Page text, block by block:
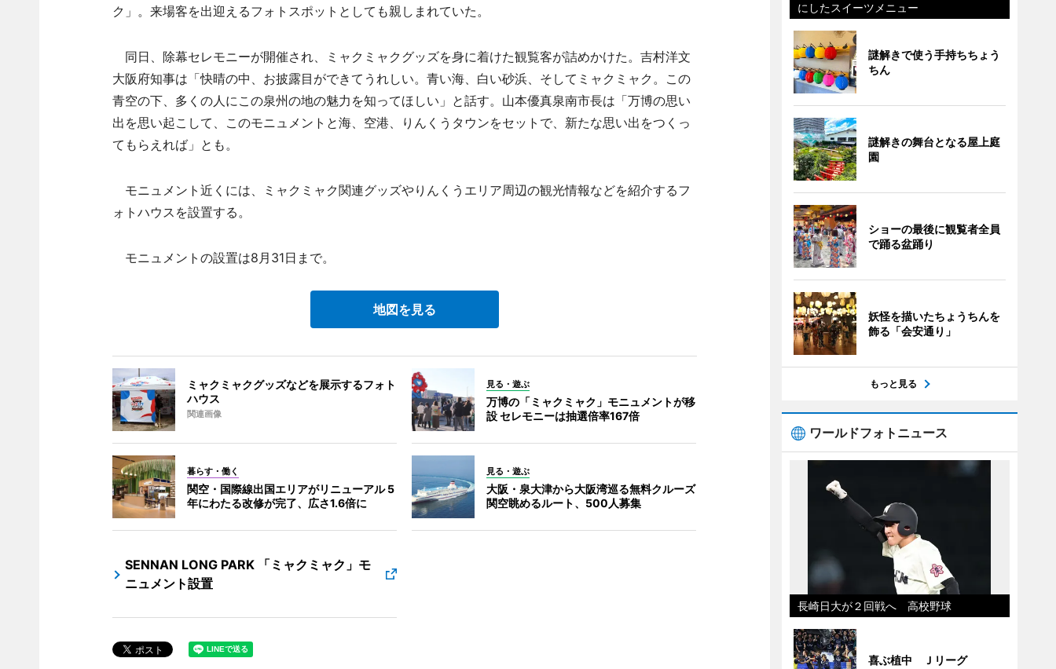
ク」。来場客を出迎えるフォトスポットとしても親しまれていた。
同日、除幕セレモニーが開催され、ミャクミャクグッズを身に着けた観覧客が詰めかけた。吉村洋文
大阪府知事は「快晴の中、お披露目ができてうれしい。青い海、白い砂浜、そしてミャクミャク。この
青空の下、多くの人にこの泉州の地の魅力を知ってほしい」と話す。山本優真泉南市長は「万博の思い
出を思い起こして、このモニュメントと海、空港、りんくうタウンをセットで、新たな思い出をつくっ
てもらえれば」とも。
モニュメント近くには、ミャクミャク関連グッズやりんくうエリア周辺の観光情報などを紹介するフ
ォトハウスを設置する。
モニュメントの設置は8月31日まで。
地図を見る
ミャクミャクグッズなどを展示するフォト
ハウス
関連画像
見る・遊ぶ
万博の「ミャクミャク」モニュメントが移
設 セレモニーは抽選倍率167倍
暮らす・働く
関空・国際線出国エリアがリニューアル 5
年にわたる改修が完了、広さ1.6倍に
見る・遊ぶ
大阪・泉大津から大阪湾巡る無料クルーズ
関空眺めるルート、500人募集
SENNAN LONG PARK 「ミャクミャク」モ
ニュメント設置
にしたスイーツメニュー
謎解きで使う手持ちちょう
ちん
謎解きの舞台となる屋上庭
園
ショーの最後に観覧者全員
で踊る盆踊り
妖怪を描いたちょうちんを
飾る「会安通り」
もっと見る
ワールドフォトニュース
長崎日大が２回戦へ 高校野球
喜ぶ植中 Ｊリーグ